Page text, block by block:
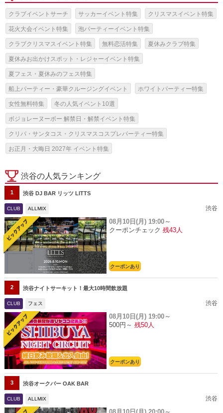
クラブイベントサーチ サッカーイベント特集 クリスマスイベント特集
花火大会イベント特集 泡パーティーイベント特集
クラブクリスマスイベント特集 無料恋活特集 夏休みクラブ特集
夏休みお出かけスポット・レジャーイベント特集
夏フェス・夏休みのフェス特集
船上パーティー・豪華クルージングイベント ホワイトパーティー特集
女性無料特集 冬の人気イベント10選
ボジョレーヌーボー 解禁日・解禁イベント特集
クリパ・サンタコス・クリスマスコスプレパーティー特集
お正月・大晦日 2027年 イベント特集
渋谷の人気ランキング
1 渋谷 DJ BAR リッツ LITTS
CLUB ALLMIX 渋谷
08月10日(月) 19:00～
クーポンチェック 残43人
クーポンあり
2 渋谷ナイトサーキット！最大10時間飲放題
CLUB フェス 渋谷
08月10日(月) 19:00～
500円～ 残50人
クーポンあり
3 渋谷オークバー OAK BAR
CLUB ALLMIX 渋谷